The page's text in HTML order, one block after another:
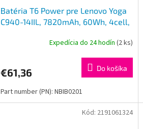
Batéria T6 Power pre Lenovo Yoga
C940-14IIL, 7820mAh, 60Wh, 4cell,
Expedícia do 24 hodín (2 ks)
€61,36 Do košíka
Part number (PN): NBIB0201
Kód: 2191061324